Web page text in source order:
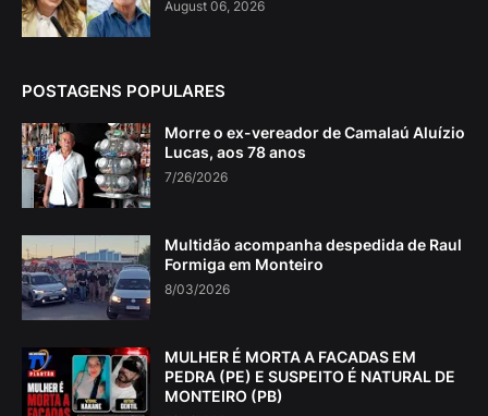
August 06, 2026
POSTAGENS POPULARES
Morre o ex-vereador de Camalaú Aluízio
Lucas, aos 78 anos
7/26/2026
Multidão acompanha despedida de Raul
Formiga em Monteiro
8/03/2026
MULHER É MORTA A FACADAS EM
PEDRA (PE) E SUSPEITO É NATURAL DE
MONTEIRO (PB)